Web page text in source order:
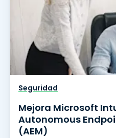
Seguridad
Mejora Microsoft
Autonomous
(AEM)